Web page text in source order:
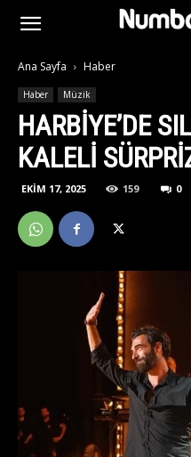
Ana Sayfa Haber
Haber Müzik
HARBIYE’DE
KALELI
EKIM 17, 2025 159 0